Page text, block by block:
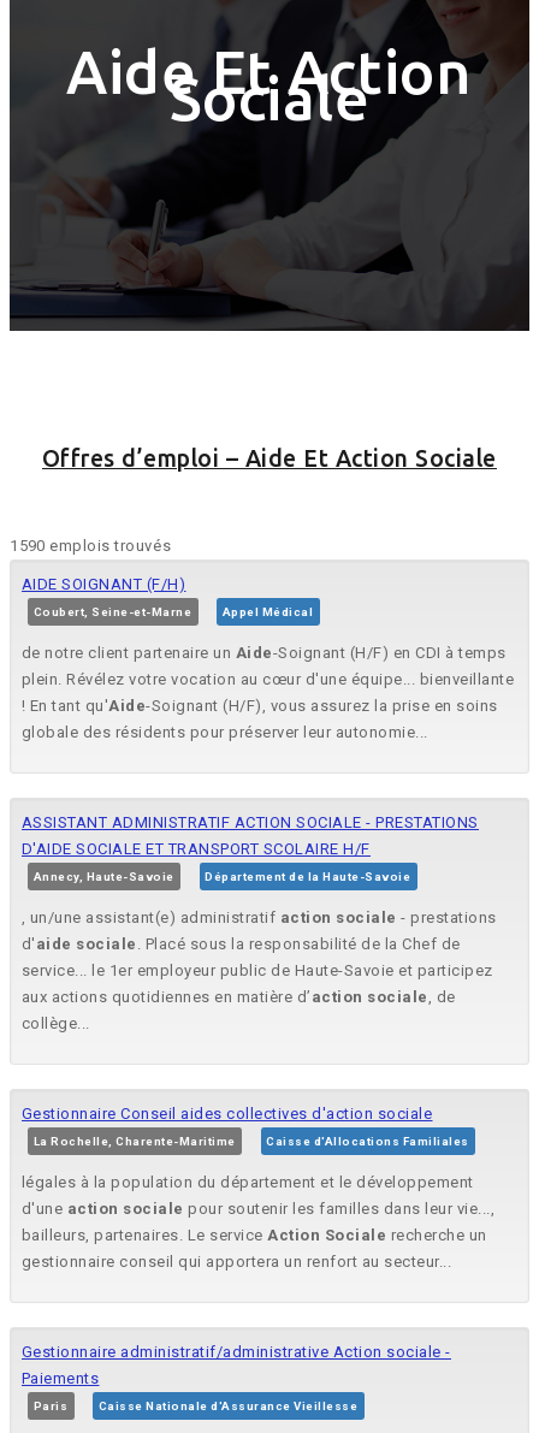
Aide Et Action
Sociale
Offres d’emploi – Aide Et Action Sociale
1590 emplois trouvés
AIDE SOIGNANT (F/H)
Coubert, Seine-et-Marne Appel Médical
de notre client partenaire un Aide-Soignant (H/F) en CDI à temps
plein. Révélez votre vocation au cœur d'une équipe... bienveillante
! En tant qu'Aide-Soignant (H/F), vous assurez la prise en soins
globale des résidents pour préserver leur autonomie...
ASSISTANT ADMINISTRATIF ACTION SOCIALE - PRESTATIONS
D'AIDE SOCIALE ET TRANSPORT SCOLAIRE H/F
Annecy, Haute-Savoie Département de la Haute-Savoie
, un/une assistant(e) administratif action sociale - prestations
d' aide sociale . Placé sous la responsabilité de la Chef de
service... le 1er employeur public de Haute-Savoie et participez
aux actions quotidiennes en matière d’ action sociale, de
collège...
Gestionnaire Conseil aides collectives d'action sociale
La Rochelle, Charente-Maritime Caisse d'Allocations Familiales
légales à la population du département et le développement
d'une action sociale pour soutenir les familles dans leur vie...,
bailleurs, partenaires. Le serviceAction Sociale recherche un
gestionnaire conseil qui apportera un renfort au secteur...
Gestionnaire administratif/administrative Action sociale -
Paiements
Paris Caisse Nationale d'Assurance Vieillesse